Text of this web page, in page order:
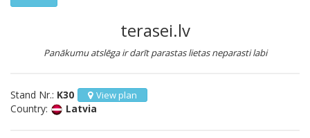
terasei.lv
Panākumu atslēga ir darīt parastas lietas neparasti labi
Stand Nr.: K30 View plan
Country: Latvia